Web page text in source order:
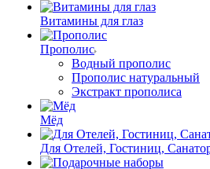
Витамины для глаз
Прополис
Водный прополис
Прополис натуральный
Экстракт прополиса
Мёд
Для Отелей, Гостиниц,